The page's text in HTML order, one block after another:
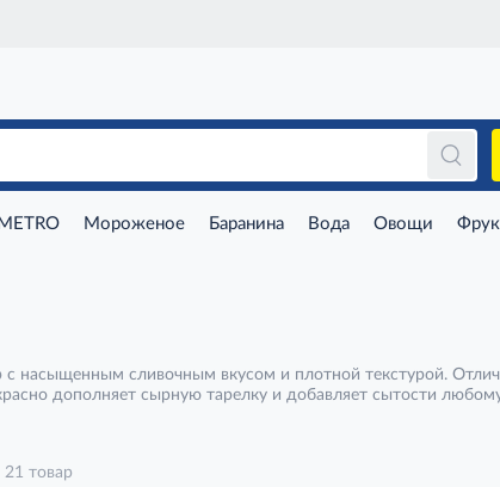
Мороженое Баранина Вода Овощи
насыщенным сливочным вкусом и плотной текстурой.
дополняет сырную тарелку и добавляет сытости
21 товар